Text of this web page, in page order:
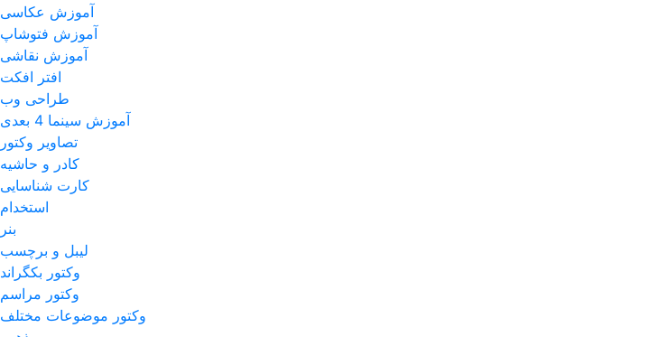
آموزش عکاسی
آموزش فتوشاپ
آموزش نقاشی
افتر افکت
طراحی وب
آموزش سینما 4 بعدی
تصاویر وکتور
کادر و حاشیه
کارت شناسایی
استخدام
بنر
لیبل و برچسب
وکتور بکگراند
وکتور مراسم
وکتور موضوعات مختلف